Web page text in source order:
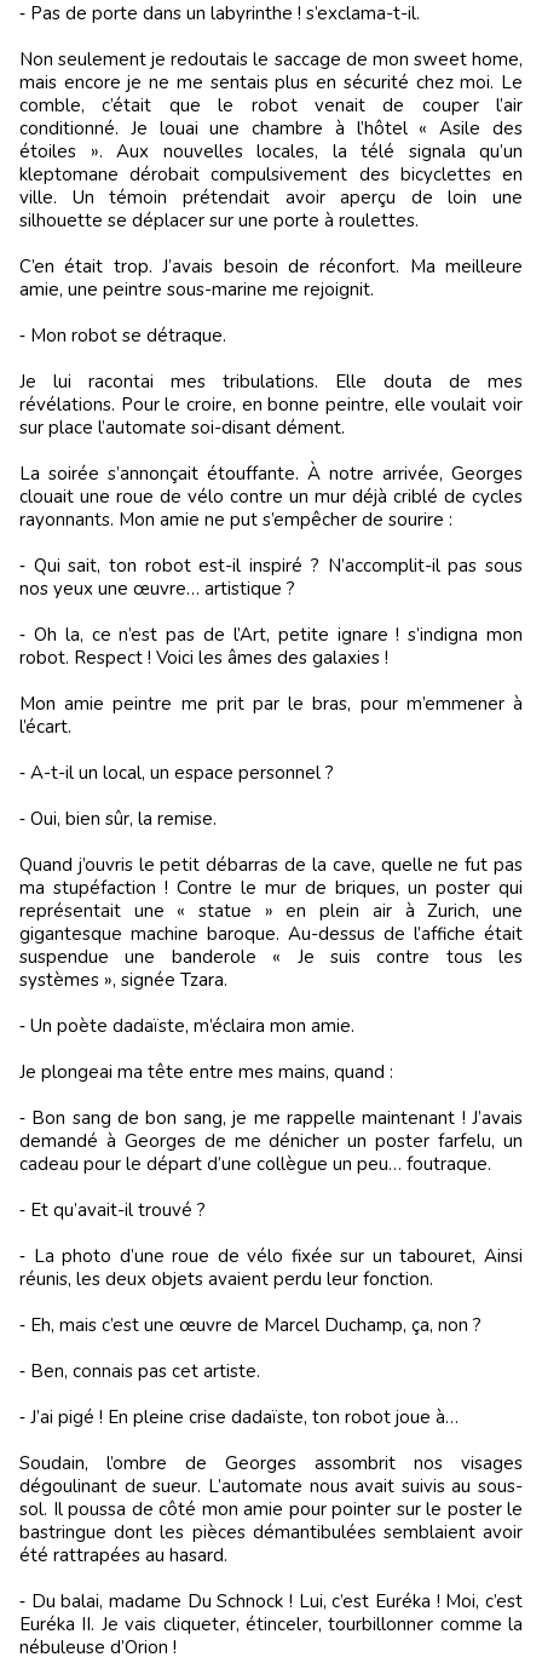
‑ Pas de porte dans un labyrinthe ! s’exclama-t-il.
Non seulement je redoutais le saccage de mon sweet home,
mais encore je ne me sentais plus en sécurité chez moi. Le
comble, c’était que le robot venait de couper l’air
conditionné. Je louai une chambre à l’hôtel « Asile des
étoiles ». Aux nouvelles locales, la télé signala qu’un
kleptomane dérobait compulsivement des bicyclettes en
ville. Un témoin prétendait avoir aperçu de loin une
silhouette se déplacer sur une porte à roulettes.
C’en était trop. J’avais besoin de réconfort. Ma meilleure
amie, une peintre sous-marine me rejoignit.
‑ Mon robot se détraque.
Je lui racontai mes tribulations. Elle douta de mes
révélations. Pour le croire, en bonne peintre, elle voulait voir
sur place l’automate soi-disant dément.
La soirée s’annonçait étouffante. À notre arrivée, Georges
clouait une roue de vélo contre un mur déjà criblé de cycles
rayonnants. Mon amie ne put s’empêcher de sourire :
‑ Qui sait, ton robot est-il inspiré ? N’accomplit-il pas sous
nos yeux une œuvre… artistique ?
‑ Oh la, ce n’est pas de l’Art, petite ignare ! s’indigna mon
robot. Respect ! Voici les âmes des galaxies !
Mon amie peintre me prit par le bras, pour m’emmener à
l’écart.
‑ A-t-il un local, un espace personnel ?
‑ Oui, bien sûr, la remise.
Quand j’ouvris le petit débarras de la cave, quelle ne fut pas
ma stupéfaction ! Contre le mur de briques, un poster qui
représentait une « statue » en plein air à Zurich, une
gigantesque machine baroque. Au-dessus de l’affiche était
suspendue une banderole « Je suis contre tous les
systèmes », signée Tzara.
‑ Un poète dadaïste, m’éclaira mon amie.
Je plongeai ma tête entre mes mains, quand :
‑ Bon sang de bon sang, je me rappelle maintenant ! J’avais
demandé à Georges de me dénicher un poster farfelu, un
cadeau pour le départ d’une collègue un peu… foutraque.
‑ Et qu’avait-il trouvé ?
‑ La photo d’une roue de vélo fixée sur un tabouret, Ainsi
réunis, les deux objets avaient perdu leur fonction.
‑ Eh, mais c’est une œuvre de Marcel Duchamp, ça, non ?
‑ Ben, connais pas cet artiste.
‑ J’ai pigé ! En pleine crise dadaïste, ton robot joue à…
Soudain, l’ombre de Georges assombrit nos visages
dégoulinant de sueur. L’automate nous avait suivis au sous-
sol. Il poussa de côté mon amie pour pointer sur le poster le
bastringue dont les pièces démantibulées semblaient avoir
été rattrapées au hasard.
‑ Du balai, madame Du Schnock ! Lui, c’est Euréka ! Moi, c’est
Euréka II. Je vais cliqueter, étinceler, tourbillonner comme la
nébuleuse d’Orion !